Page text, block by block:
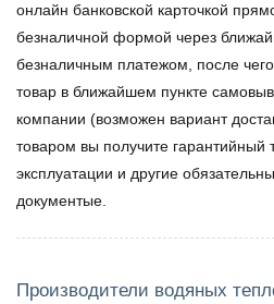
онлайн банковской карточкой
безналичной формой через
безналичным платежом, после
товар в ближайшем пункте
компании (возможен вариант
товаром вы получите гарантийный
эксплуатации и другие
документые.
Производители водяных